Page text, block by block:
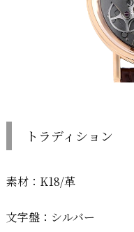
トラディション
素材：K18/革
文字盤：シルバー